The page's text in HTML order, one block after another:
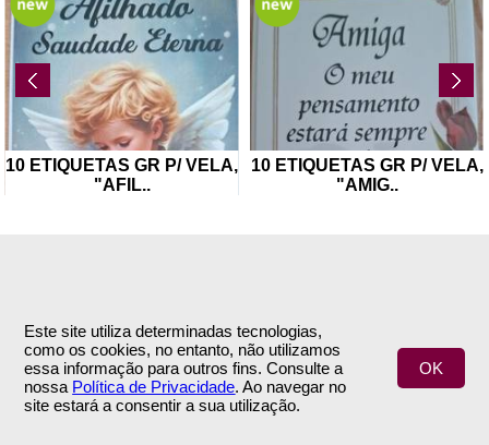
Este site utiliza determinadas tecnologias,
como os cookies, no entanto, não utilizamos
essa informação para outros fins. Consulte a
nossa Política de Privacidade. Ao navegar no
site estará a consentir a sua utilização.
OK
10 ETIQUETAS GR P/ VELA,
"AFIL..
10 ETIQUETAS GR P/ VELA,
"AMIG..
INFORMAÇÕES
Empresa
Termos e Condições
APOIO AO CLIENTE
Encomendas & Pagamentos
Envio